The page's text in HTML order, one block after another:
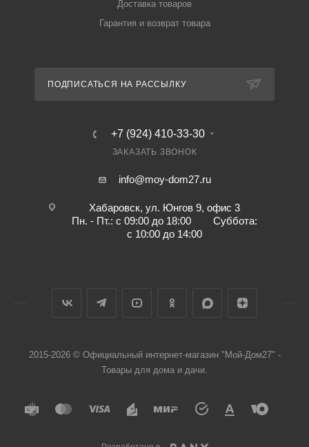
Доставка товаров
Гарантия и возврат товара
ПОДПИСАТЬСЯ НА РАССЫЛКУ
+7 (924) 410-33-30
ЗАКАЗАТЬ ЗВОНОК
info@moy-dom27.ru
Хабаровск, ул. Юнгов 9, офис 3
Пн. - Пт.: с 09:00 до 18:00 Суббота:
с 10:00 до 14:00
2015-2026 © Официальный интернет-магазин "Мой-Дом27" -
Товары для дома и дачи.